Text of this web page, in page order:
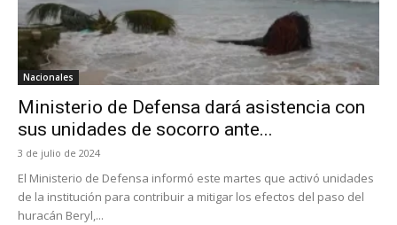
Nacionales
Ministerio de Defensa dará asistencia con
sus unidades de socorro ante...
3 de julio de 2024
El Ministerio de Defensa informó este martes que activó unidades
de la institución para contribuir a mitigar los efectos del paso del
huracán Beryl,...